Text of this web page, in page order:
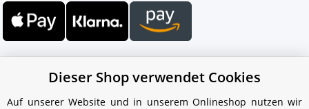
Dieser Shop verwendet Cookies
Auf unserer Website und in unserem Onlineshop nutzen wir